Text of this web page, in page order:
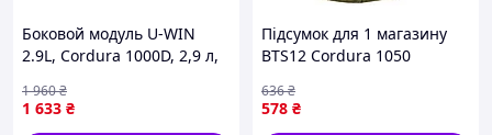
Боковой модуль U-WIN
2.9L, Cordura 1000D, 2,9 л,
1 633 ₴
1 960₴
Підсумок для 1 магазину
BTS12 Cordura 1050
piho}
578 ₴
636₴